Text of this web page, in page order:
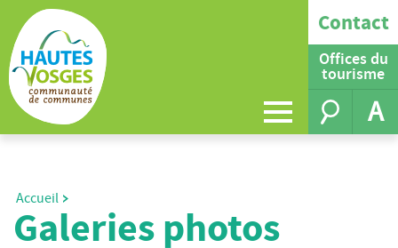
Contact
Offices du
tourisme
A
Accueil
Galeries photos